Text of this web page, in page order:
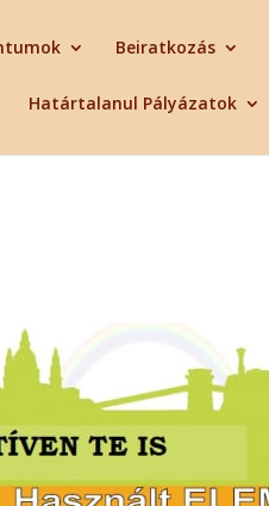
Beiratkozás
Határtalanul Pályázatok